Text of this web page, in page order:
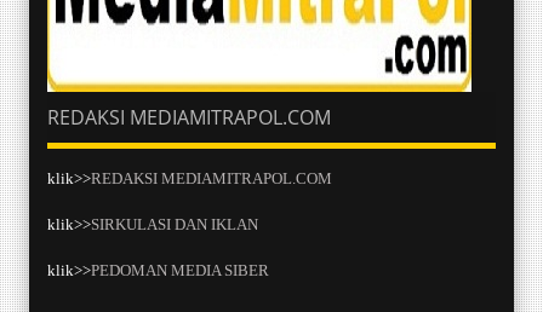
REDAKSI MEDIAMITRAPOL.COM
klik>>REDAKSI MEDIAMITRAPOL.COM
klik>>SIRKULASI DAN IKLAN
klik>>PEDOMAN MEDIA SIBER